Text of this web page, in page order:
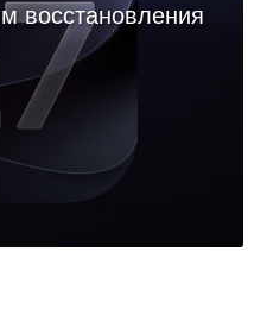
восстановления